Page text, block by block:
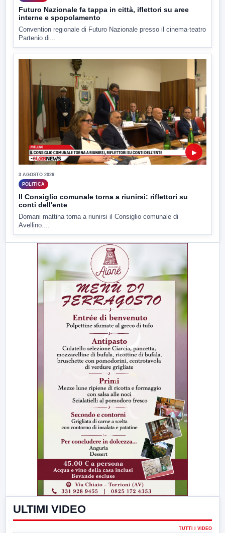
Futuro Nazionale fa tappa in città, iflettori su aree
interne e spopolamento
Convention regionale di Futuro Nazionale presso il cinema-teatro
Partenio di...
▶
3 AGOSTO 2026
POLITICA
Il Consiglio comunale torna a riunirsi: riflettori su
conti dell'ente
Domani mattina torna a riunirsi il Consiglio comunale di
Avellino....
ULTIMI VIDEO
TUTTI I VIDEO